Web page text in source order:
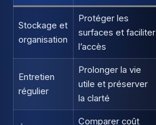
Stockage et
organisation
Protéger les
surfaces et faciliter
l’accès
Entretien
régulier
Prolonger la vie
utile et préserver
la clarté
Comparer coût